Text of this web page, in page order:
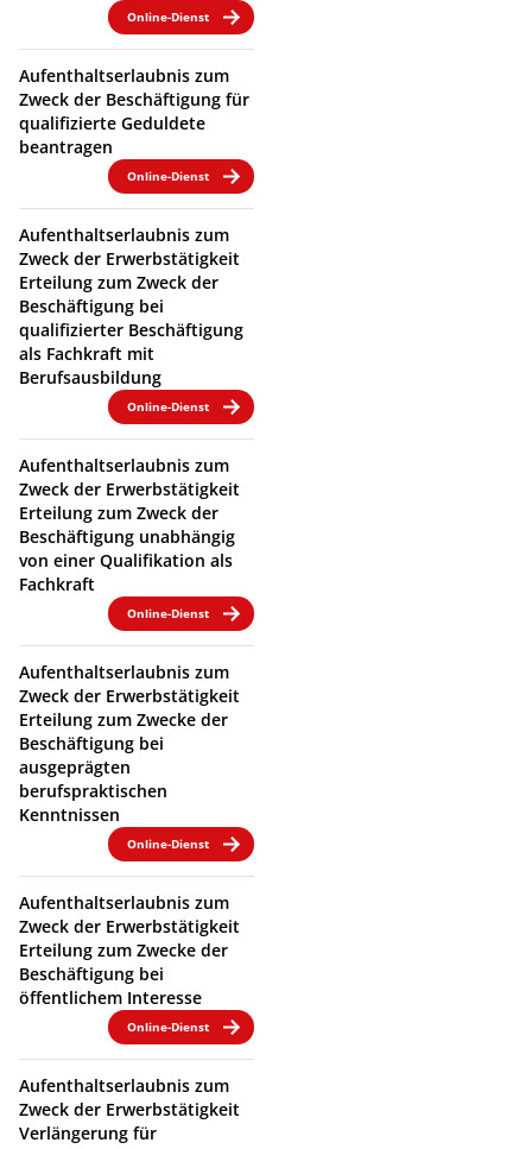
Online-Dienst
Aufenthaltserlaubnis zum
Zweck der Beschäftigung für
qualifizierte Geduldete
beantragen
Online-Dienst
Aufenthaltserlaubnis zum
Zweck der Erwerbstätigkeit
Erteilung zum Zweck der
Beschäftigung bei
qualifizierter Beschäftigung
als Fachkraft mit
Berufsausbildung
Online-Dienst
Aufenthaltserlaubnis zum
Zweck der Erwerbstätigkeit
Erteilung zum Zweck der
Beschäftigung unabhängig
von einer Qualifikation als
Fachkraft
Online-Dienst
Aufenthaltserlaubnis zum
Zweck der Erwerbstätigkeit
Erteilung zum Zwecke der
Beschäftigung bei
ausgeprägten
berufspraktischen
Kenntnissen
Online-Dienst
Aufenthaltserlaubnis zum
Zweck der Erwerbstätigkeit
Erteilung zum Zwecke der
Beschäftigung bei
öffentlichem Interesse
Online-Dienst
Aufenthaltserlaubnis zum
Zweck der Erwerbstätigkeit
Verlängerung für